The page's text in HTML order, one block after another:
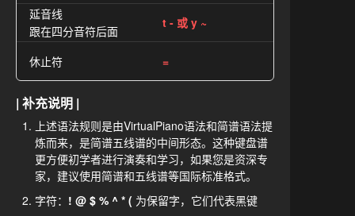
延音线
跟在四分音符后面
t - 或 y ~
休止符 =
| 补充说明 |
上述语法规则是由VirtualPiano语法和简谱语法提
炼而来，是简谱五线谱的中间形态。这种键盘谱
更方便初学者进行演奏和学习，如果您是资深专
家，建议使用简谱和五线谱等国际标准格式。
字符： ! @ $ % ^ * ( 为保留字，它们代表黑键